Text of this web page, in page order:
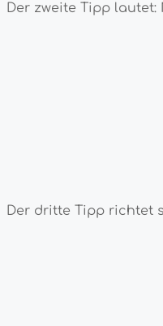
Der zweite Tipp
Der dritte Tipp richtet